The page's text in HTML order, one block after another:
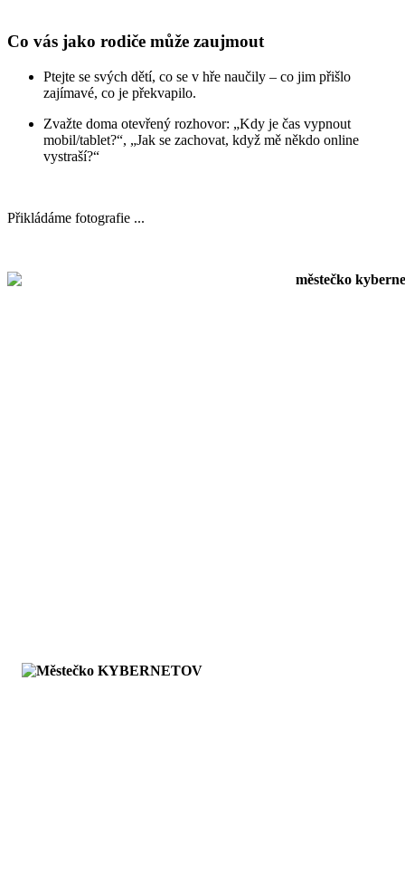
Co vás jako rodiče může zaujmout
Ptejte se svých dětí, co se v hře naučily – co jim přišlo
zajímavé, co je překvapilo.
Zvažte doma otevřený rozhovor: „Kdy je čas vypnout
mobil/tablet?“, „Jak se zachovat, když mě někdo online
vystraší?“
Přikládáme fotografie ...